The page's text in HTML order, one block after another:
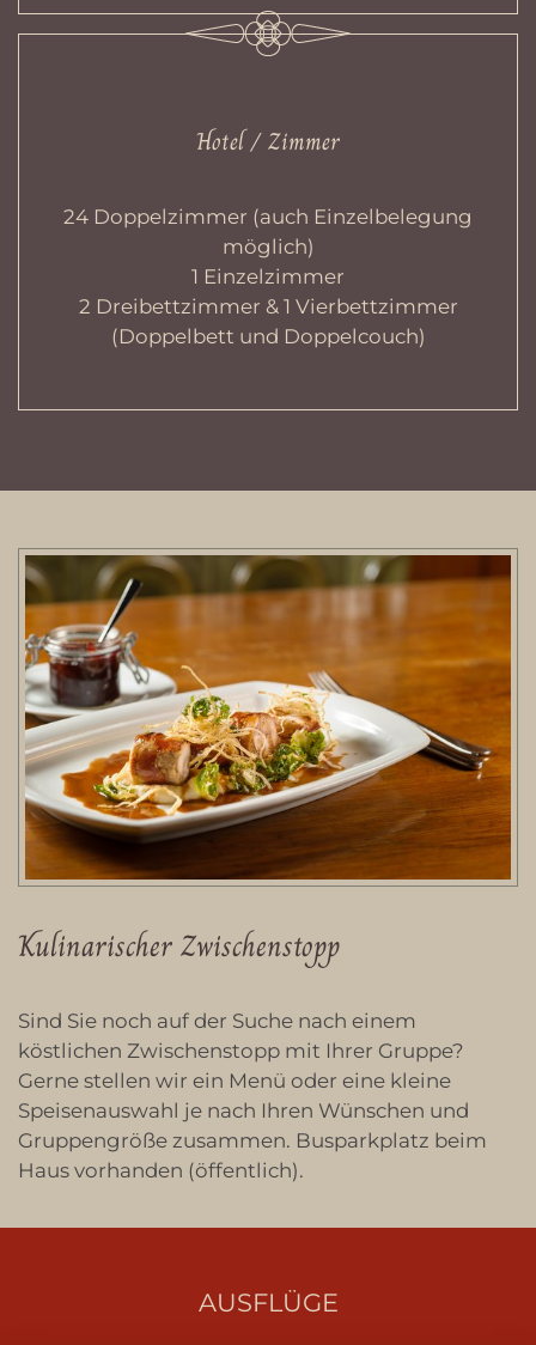
Hotel / Zimmer
24 Doppelzimmer (auch Einzelbelegung
möglich)
1 Einzelzimmer
2 Dreibettzimmer & 1 Vierbettzimmer
(Doppelbett und Doppelcouch)
Kulinarischer Zwischenstopp
Sind Sie noch auf der Suche nach einem
köstlichen Zwischenstopp mit Ihrer Gruppe?
Gerne stellen wir ein Menü oder eine kleine
Speisenauswahl je nach Ihren Wünschen und
Gruppengröße zusammen. Busparkplatz beim
Haus vorhanden (öffentlich).
AUSFLÜGE